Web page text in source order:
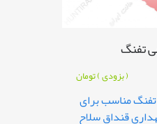
تفنگ
( بزودی )تومان
مناسب برای
قنداق سلاح